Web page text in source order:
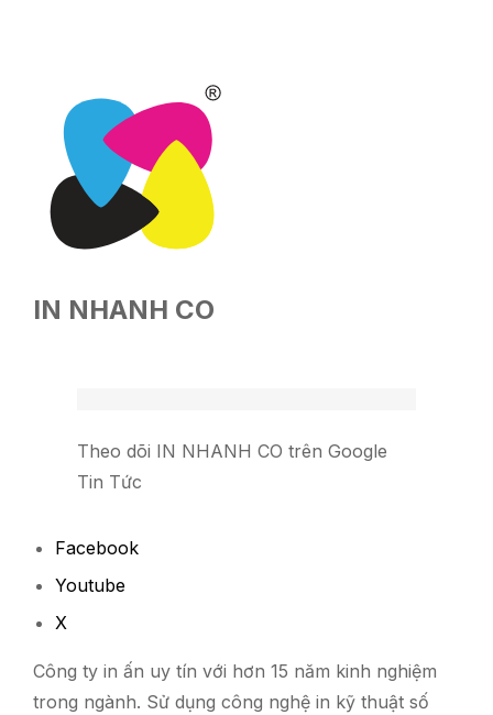
IN NHANH CO
Theo dõi IN NHANH CO trên Google
Tin Tức
Facebook
Youtube
X
Công ty in ấn uy tín với hơn 15 năm kinh nghiệm
trong ngành. Sử dụng công nghệ in kỹ thuật số